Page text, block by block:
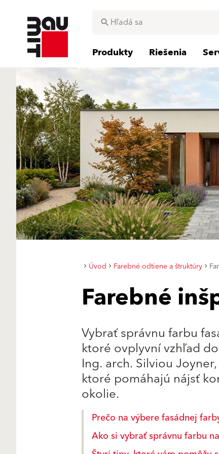
Produkty Riešenia
Úvod Farebné odtiene a štruktúry
Farebné
Vybrať správnu farbu
ktoré ovplyvní vzhľad
Ing. arch. Silviou
ktoré pomáhajú nájsť
okolie.
Prečo na výbere fasádnej
Ako si vybrať správnu farbu